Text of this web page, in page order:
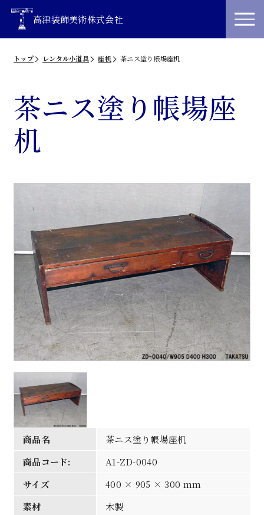
高津装飾美術株式会社
トップ レンタル小道具 座机 茶ニス塗り帳場座机
茶ニス塗り帳場座
机
商品名
茶ニス塗り帳場座机
商品コード:
A1-ZD-0040
サイズ
400 × 905 × 300 mm
素材
木製